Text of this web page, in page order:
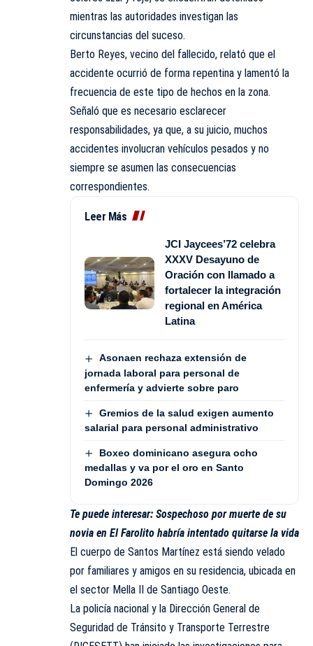
mientras las autoridades investigan las
circunstancias del suceso.
Berto Reyes, vecino del fallecido, relató que el
accidente ocurrió de forma repentina y lamentó la
frecuencia de este tipo de hechos en la zona.
Señaló que es necesario esclarecer
responsabilidades, ya que, a su juicio, muchos
accidentes involucran vehículos pesados y no
siempre se asumen las consecuencias
correspondientes.
Leer Más
JCI Jaycees’72 celebra
XXXV Desayuno de
Oración con llamado a
fortalecer la integración
regional en América
Latina
Asonaen rechaza extensión de
jornada laboral para personal de
enfermería y advierte sobre paro
Gremios de la salud exigen aumento
salarial para personal administrativo
Boxeo dominicano asegura ocho
medallas y va por el oro en Santo
Domingo 2026
Te puede interesar: Sospechoso por muerte de su
novia en El Farolito habría intentado quitarse la vida
El cuerpo de Santos Martínez está siendo velado
por familiares y amigos en su residencia, ubicada en
el sector Mella II de Santiago Oeste.
La policía nacional y la Dirección General de
Seguridad de Tránsito y Transporte Terrestre